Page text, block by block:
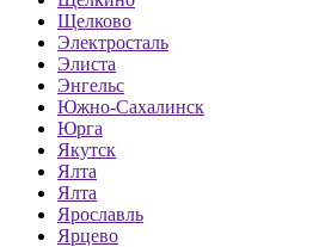
Щелково
Электросталь
Элиста
Энгельс
Южно-Сахалинск
Юрга
Якутск
Ялта
Ялта
Ярославль
Ярцево